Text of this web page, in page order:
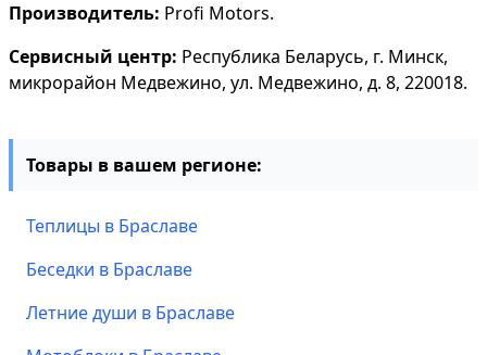
Производитель: Profi Motors.
Сервисный центр: Республика Беларусь, г. Минск,
микрорайон Медвежино, ул. Медвежино, д. 8, 220018.
Товары в вашем регионе:
Теплицы в Браславе
Беседки в Браславе
Летние души в Браславе